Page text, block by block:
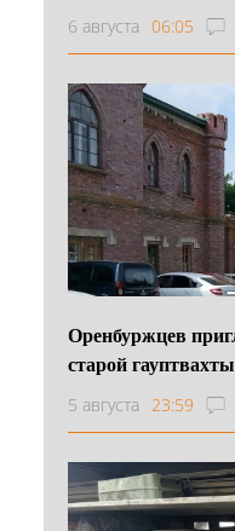
6 августа 06:05
Оренбуржцев
старой
5 августа 23:59